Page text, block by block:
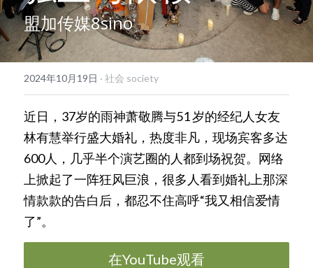
盟加传媒8sino
2024年10月19日 · 社会 society
近日，37岁的雨神萧敬腾与51 岁的经纪人女友
林有慧举行盛大婚礼，热度非凡，现场宾客多达
600人，几乎半个演艺圈的人都到场祝贺。网络
上掀起了一阵狂风巨浪，很多人看到婚礼上那深
情款款的告白后，都忍不住高呼“我又相信爱情
了”。
在YouTube观看